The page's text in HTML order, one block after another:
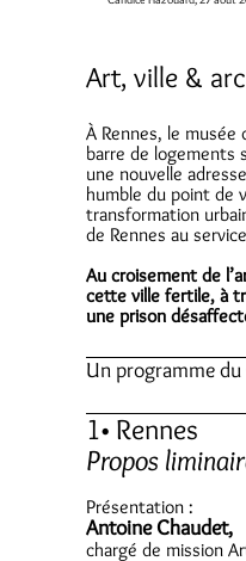
Art, ville &
À Rennes, le musée
barre de logements
une nouvelle
humble du point de
transformation
de Rennes au
Au croisement de
cette ville fertile, à
une prison
Un programme
1• Rennes
Propos
Présentation :
Antoine Chaudet,
chargé de mission